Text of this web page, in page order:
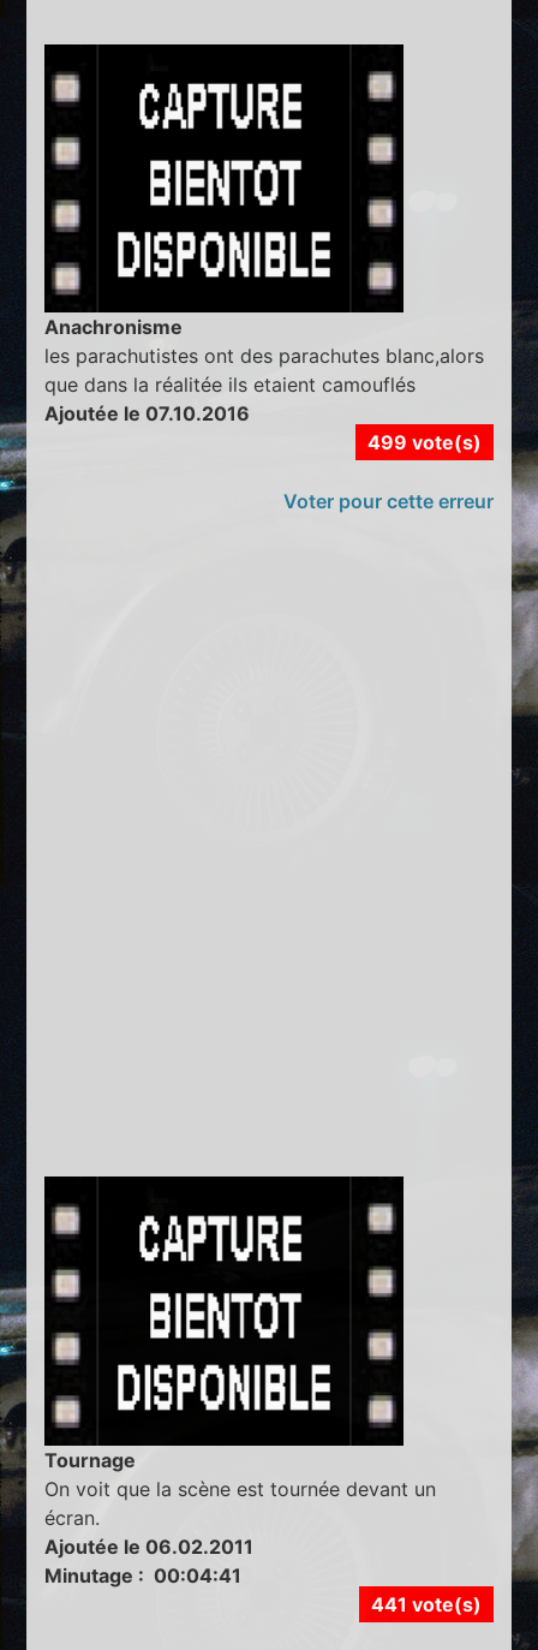
Anachronisme
les parachutistes ont des parachutes blanc,alors
que dans la réalitée ils etaient camouflés
Ajoutée le 07.10.2016
499 vote(s)
Voter pour cette erreur
Tournage
On voit que la scène est tournée devant un
écran.
Ajoutée le 06.02.2011
Minutage : 00:04:41
441 vote(s)